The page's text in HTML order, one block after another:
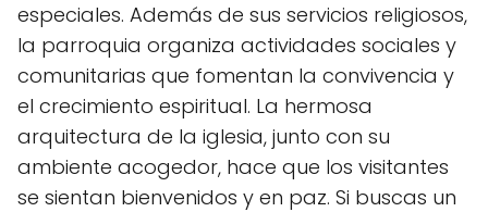
especiales. Además de sus servicios religiosos,
la parroquia organiza actividades sociales y
comunitarias que fomentan la convivencia y
el crecimiento espiritual. La hermosa
arquitectura de la iglesia, junto con su
ambiente acogedor, hace que los visitantes
se sientan bienvenidos y en paz. Si buscas un